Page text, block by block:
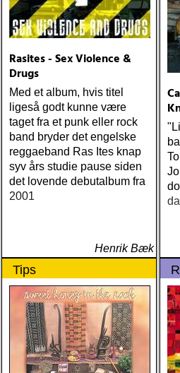
Rasites - Sex Violence &
Drugs
Med et album, hvis titel
ligeså godt kunne være
taget fra et punk eller rock
band bryder det engelske
reggaeband Ras Ites knap
syv års studie pause siden
det lovende debutalbum fra
2001
Henrik Bæk
Tips